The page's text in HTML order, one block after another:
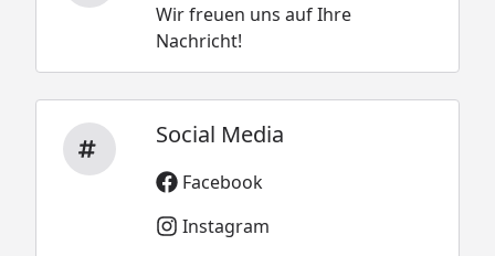
Wir freuen uns auf Ihre
Nachricht!
Social Media
Facebook
Instagram